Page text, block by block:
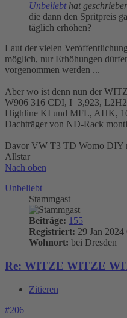
Unbeliebthat
die dann den Spritpreis
täglich erhöhen?
Laut der vielen
möglich, nur Erhöhungen
vorgenommen werden ...
Aber wo ist denn nun der
W906 316 CDI, I=3,923,
Highline KI und MFL, AHK,
Dachträger von ND-Rack
Davor VW T3 TD Womo DIY
Allstar
Nach oben
Unbeliebt
Stammgast
Beiträge: 155
Registriert: 29 Jan 2024
Wohnort: bei Dresden
Re: WITZE WITZE
Zitieren
#206